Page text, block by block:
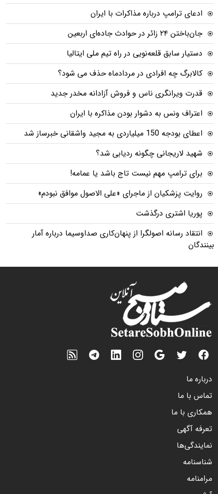
ادعای ترامپ درباره مذاکرات با ایران
جان‌باختن ۲۴ زائر در حوادث جاده‌ای اربعین
دستیار سابق قلعه‌نویی در راه تیم ملی ایتالیا
کالابرگ چه افرادی در مردادماه حذف می شود؟
قدرت ویرانگری ناس و فروش آزادانه مخدر جدید
اعتراف ونس به دشوار بودن مذاکره با ایران
اعطای بودجه 150 میلیاردی به مجید واشقانی خبرساز شد
شهید لاریجانی چگونه ردیابی شد؟
برای ترامپ مهم نیست تاج باشد یا عمامه!
روایت پزشکیان از ماجرای «علی الاصول موافق نبودم»
پوریا اشتری درگذشت
انتقاد رسانه اصولگرا از پنهان‌کاری صداوسیما درباره آمار
بینندگان
درباره ما
تماس با ما
همکاری با ما
تعرفه آگهی
نمایندگی‌ها
شناسنامه
مرامنامه